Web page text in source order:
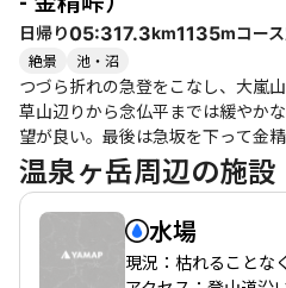
木」のスイーツは、登山の疲れを
う。全体的に、金精山と温泉ヶ岳
さを存分に味わえるコースであり
日帰り05:317.3km1135mコー
絶景 池・沼
つづら折れの急登をこなし、大嵐
草山辺りから念仏平までは緩やか
望が良い。最後は急坂を下って金精峠へ。 JAPAN
は沖縄から北海道まで、日本を縦
トレイル構想。全て歩くもよし、
由にカスタマイズできる歩く旅「
の国の豊かな自然と歴史・文化を
https://japantrail.jp/ ＊本ルートは日本ロングトレイル協会の提
温泉ヶ岳周辺の施設
水場
現況：枯れることな